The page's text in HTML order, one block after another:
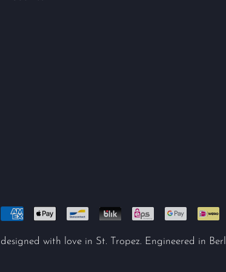
designed with love in St. Tropez. Engineered in